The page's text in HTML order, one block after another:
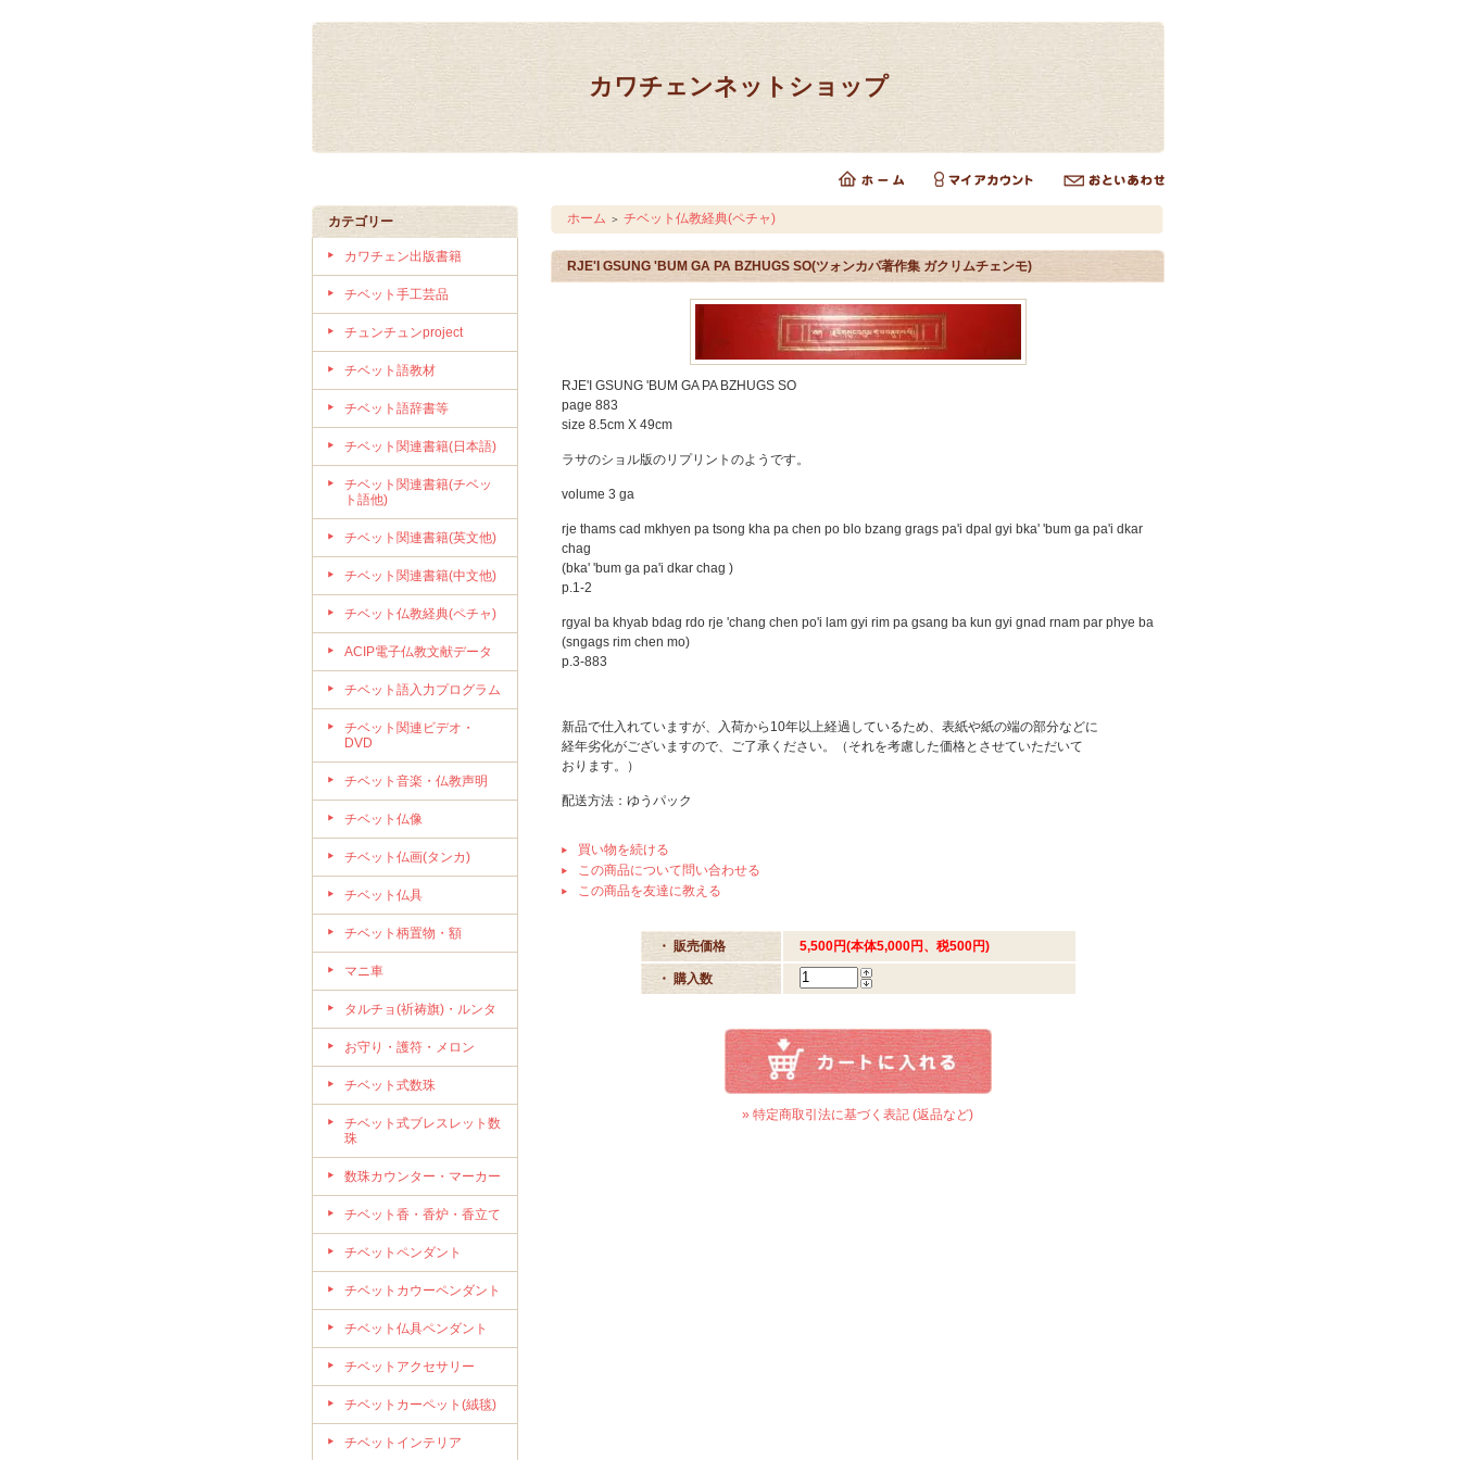
カワチェンネットショップ
カテゴリー
カワチェン出版書籍
チベット手工芸品
チュンチュンproject
チベット語教材
チベット語辞書等
チベット関連書籍(日本語)
チベット関連書籍(チベッ
ト語他)
チベット関連書籍(英文他)
チベット関連書籍(中文他)
チベット仏教経典(ペチャ)
ACIP電子仏教文献データ
チベット語入力プログラム
チベット関連ビデオ・
DVD
チベット音楽・仏教声明
チベット仏像
チベット仏画(タンカ)
チベット仏具
チベット柄置物・額
マニ車
タルチョ(祈祷旗)・ルンタ
お守り・護符・メロン
チベット式数珠
チベット式ブレスレット数
珠
数珠カウンター・マーカー
チベット香・香炉・香立て
チベットペンダント
チベットカウーペンダント
チベット仏具ペンダント
チベットアクセサリー
チベットカーペット(絨毯)
チベットインテリア
ホーム ＞ チベット仏教経典(ペチャ)
RJE'I GSUNG 'BUM GA PA BZHUGS SO(ツォンカパ著作集 ガクリムチェンモ)
RJE'I GSUNG 'BUM GA PA BZHUGS SO
page 883
size 8.5cm X 49cm
ラサのショル版のリプリントのようです。
volume 3 ga
rje thams cad mkhyen pa tsong kha pa chen po blo bzang grags pa'i dpal gyi bka' 'bum ga pa'i dkar
chag
(bka' 'bum ga pa'i dkar chag )
p.1-2
rgyal ba khyab bdag rdo rje 'chang chen po'i lam gyi rim pa gsang ba kun gyi gnad rnam par phye ba
(sngags rim chen mo)
p.3-883
新品で仕入れていますが、入荷から10年以上経過しているため、表紙や紙の端の部分などに
経年劣化がございますので、ご了承ください。（それを考慮した価格とさせていただいて
おります。）
配送方法：ゆうパック
買い物を続ける
この商品について問い合わせる
この商品を友達に教える
・ 販売価格 5,500円(本体5,000円、税500円)
・ 購入数
» 特定商取引法に基づく表記 (返品など)